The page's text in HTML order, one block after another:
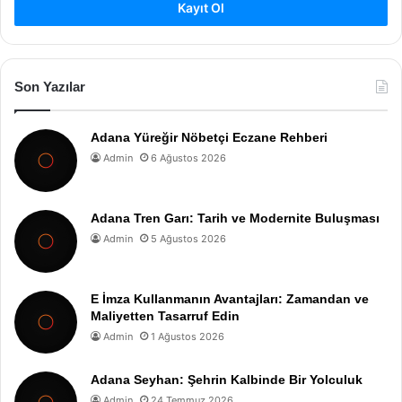
Kayıt Ol
Son Yazılar
Adana Yüreğir Nöbetçi Eczane Rehberi
Admin 6 Ağustos 2026
Adana Tren Garı: Tarih ve Modernite Buluşması
Admin 5 Ağustos 2026
E İmza Kullanmanın Avantajları: Zamandan ve
Maliyetten Tasarruf Edin
Admin 1 Ağustos 2026
Adana Seyhan: Şehrin Kalbinde Bir Yolculuk